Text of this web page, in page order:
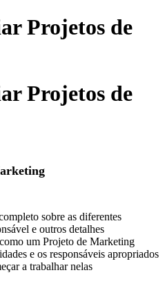
Projetos de
Projetos de
sobre as diferentes
e outros detalhes
um Projeto de Marketing
e os responsáveis apropriados
a trabalhar nelas